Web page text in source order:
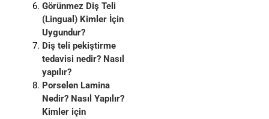
Görünmez Diş Teli
(Lingual) Kimler İçin
Uygundur?
Diş teli pekiştirme
tedavisi nedir? Nasıl
yapılır?
Porselen Lamina
Nedir? Nasıl Yapılır?
Kimler için